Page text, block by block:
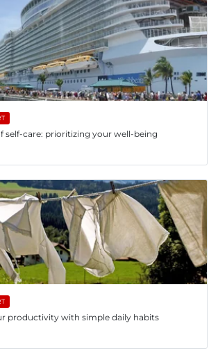
self-care: prioritizing your well-being
productivity with simple daily habits